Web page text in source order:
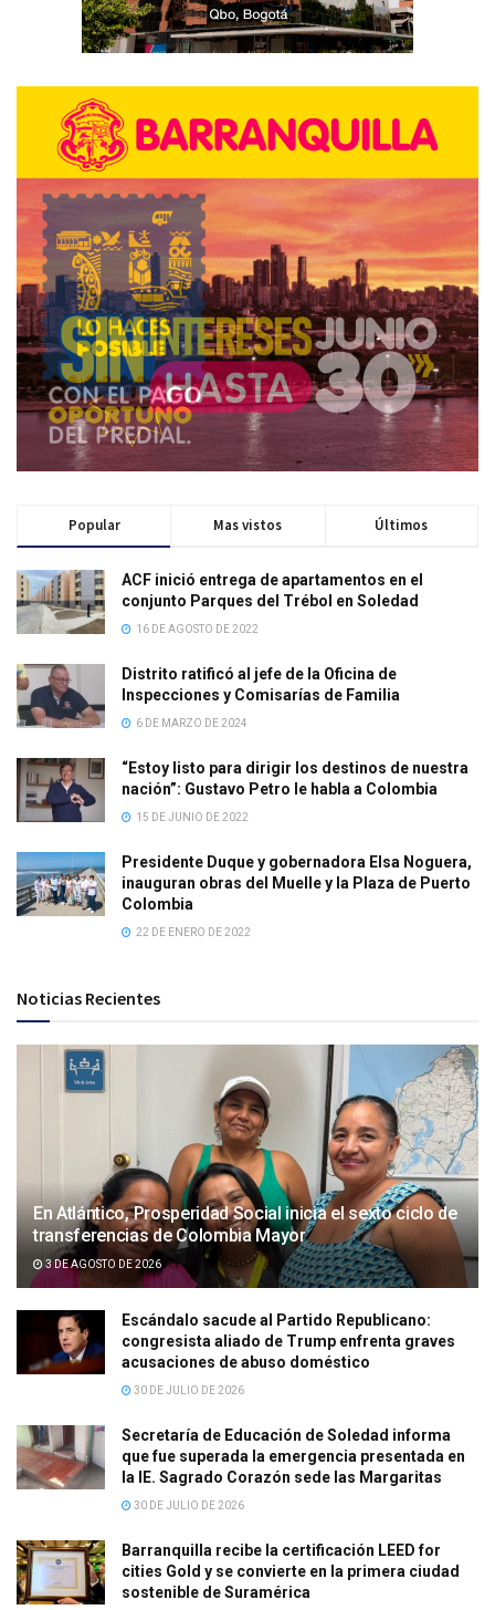
Popular Mas vistos Últimos
ACF inició entrega de apartamentos en el
conjunto Parques del Trébol en Soledad
16 DE AGOSTO DE 2022
Distrito ratificó al jefe de la Oficina de
Inspecciones y Comisarías de Familia
6 DE MARZO DE 2024
“Estoy listo para dirigir los destinos de nuestra
nación”: Gustavo Petro le habla a Colombia
15 DE JUNIO DE 2022
Presidente Duque y gobernadora Elsa Noguera,
inauguran obras del Muelle y la Plaza de Puerto
Colombia
22 DE ENERO DE 2022
Noticias Recientes
En Atlántico, Prosperidad Social inicia el sexto ciclo de
transferencias de Colombia Mayor
3 DE AGOSTO DE 2026
Escándalo sacude al Partido Republicano:
congresista aliado de Trump enfrenta graves
acusaciones de abuso doméstico
30 DE JULIO DE 2026
Secretaría de Educación de Soledad informa
que fue superada la emergencia presentada en
la IE. Sagrado Corazón sede las Margaritas
30 DE JULIO DE 2026
Barranquilla recibe la certificación LEED for
cities Gold y se convierte en la primera ciudad
sostenible de Suramérica